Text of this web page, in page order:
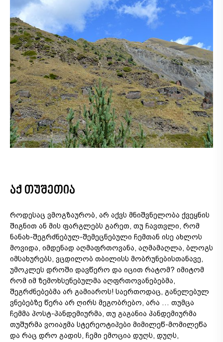
აქ თუშეთია
როდესაც ვმოგზაურობ, არ აქვს მნიშვნელობა ქვეყნის
შიგნით ან მის ფარგლებს გარეთ, თუ ჩავთვლი, რომ
ნანახ-შეგრძნებულ-შემეცნებული ჩემთან ისე ახლოს
მოვიდა, იმდენად აღმაფრთოვანა, აღმამაღლა, ბლოგს
იმსახურებს, ვცდილობ თბილისს მობრუნებისთანავე,
უმოკლეს დროში დავწერო და იცით რატომ? იმიტომ
რომ იმ ზემოხსენებულმა აღფრთოვანებებმა,
შეგრძნებებმა არ გამიაროს! საერთოდაც, განელებულ
ვნებებზე წერა არ ღირს მეგობრებო, არა … თუმცა
ჩემმა პოსტ-პანდემიურმა, თუ გაგანია პანდემიურმა
თუშურმა ვოიაჟმა სტერეოტიპები მიმილეწ-მომილეწა
და რაც დრო გადის, ჩემი ემოცია დუღს, დუღს,